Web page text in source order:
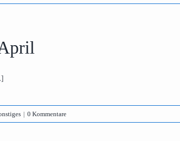
| 0 Kommentare